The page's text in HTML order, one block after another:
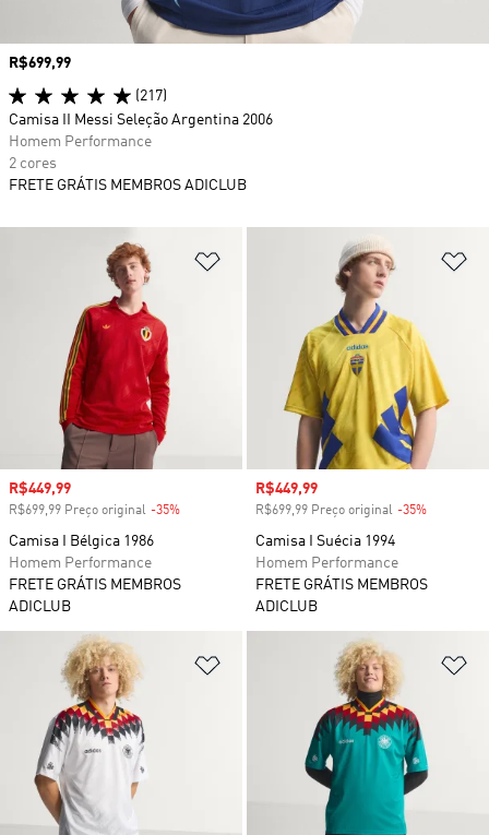
Adicionar à Lista de Desejos
Preço com desconto
R$449,99
R$699,99 Preço original -35%
Camisa I Bélgica 1986
Homem Performance
FRETE GRÁTIS MEMBROS
ADICLUB
Preço com desconto
R$449,99
R$699,99 Preço original -35%
Camisa I Suécia 1994
Homem Performance
FRETE GRÁTIS MEMBROS
ADICLUB
Adicionar à Lista de Desejos
Preço
R$699,99
(217)
Camisa II Messi Seleção Argentina 2006
Homem Performance
2 cores
FRETE GRÁTIS MEMBROS ADICLUB